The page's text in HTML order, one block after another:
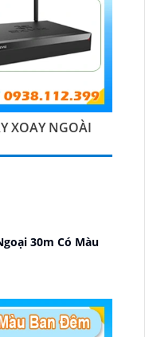
XOAY NGOÀI
30m Có Màu